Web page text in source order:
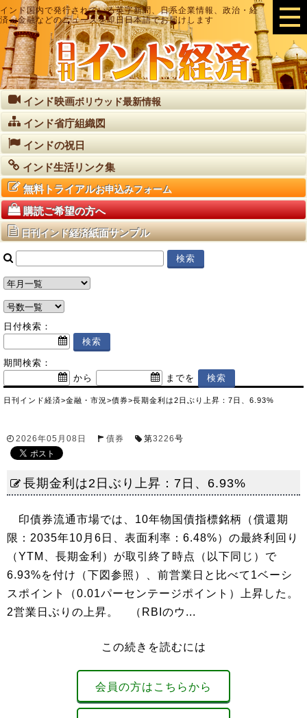
インド国内で発行されている英字新聞、日系企業情報、政治・経
済・金融などのニュースを即日日本語でお届けします
インド映画ボリウッド最新情報
インド省庁組織図
インドの祝日
インド生活リンク集
無料トライアルお申込みフォーム
購読ご希望の方へ
日刊インド経済紙面サンプル
日付検索：
期間検索：
から
までを
日刊インド経済>金融・市況 >債券>長期金利は2日ぶり上昇：7日、6.93%
2026年05月08日 債券 第3226号
長期金利は2日ぶり上昇：7日、6.93%
印債券流通市場では、10年物国債指標銘柄（償還期
限：2035年10月6日、表面利率：6.48%）の最終利回り
（YTM、長期金利）が取引終了時点（以下同じ）で
6.93%を付け（下図参照）、前営業日と比べて1ベーシ
スポイント（0.01パーセンテージポイント）上昇した。
2営業日ぶりの上昇。 （RBIのウ...
この続きを読むには
会員の方はこちらから